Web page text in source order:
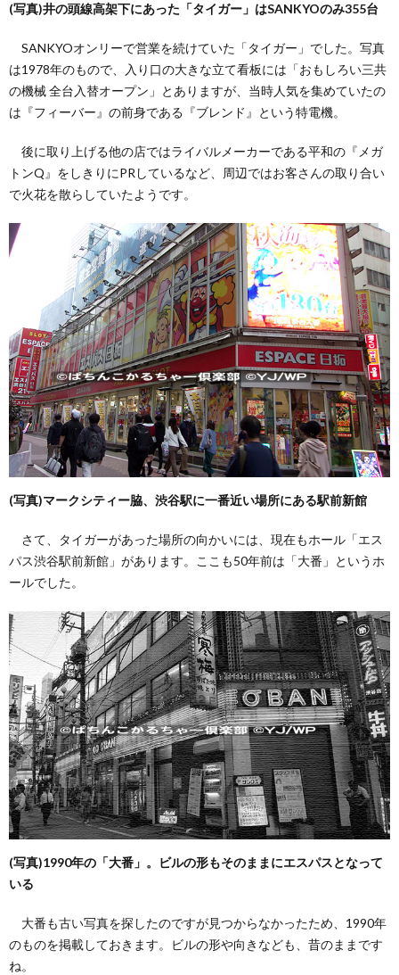
(写真)井の頭線高架下にあった「タイガー」はSANKYOのみ355台
SANKYOオンリーで営業を続けていた「タイガー」でした。写真
は1978年のもので、入り口の大きな立て看板には「おもしろい三共
の機械 全台入替オープン」とありますが、当時人気を集めていたの
は『フィーバー』の前身である『ブレンド』という特電機。
後に取り上げる他の店ではライバルメーカーである平和の『メガ
トンQ』をしきりにPRしているなど、周辺ではお客さんの取り合い
で火花を散らしていたようです。
(写真)マークシティー脇、渋谷駅に一番近い場所にある駅前新館
さて、タイガーがあった場所の向かいには、現在もホール「エス
パス渋谷駅前新館」があります。ここも50年前は「大番」というホ
ールでした。
(写真)1990年の「大番」。ビルの形もそのままにエスパスとなって
いる
大番も古い写真を探したのですが見つからなかったため、1990年
のものを掲載しておきます。ビルの形や向きなども、昔のままです
ね。